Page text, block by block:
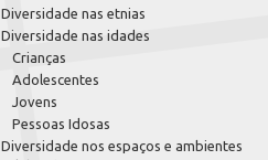
Diversidade nas etnias
Diversidade nas idades
Crianças
Adolescentes
Jovens
Pessoas Idosas
Diversidade nos espaços e ambientes